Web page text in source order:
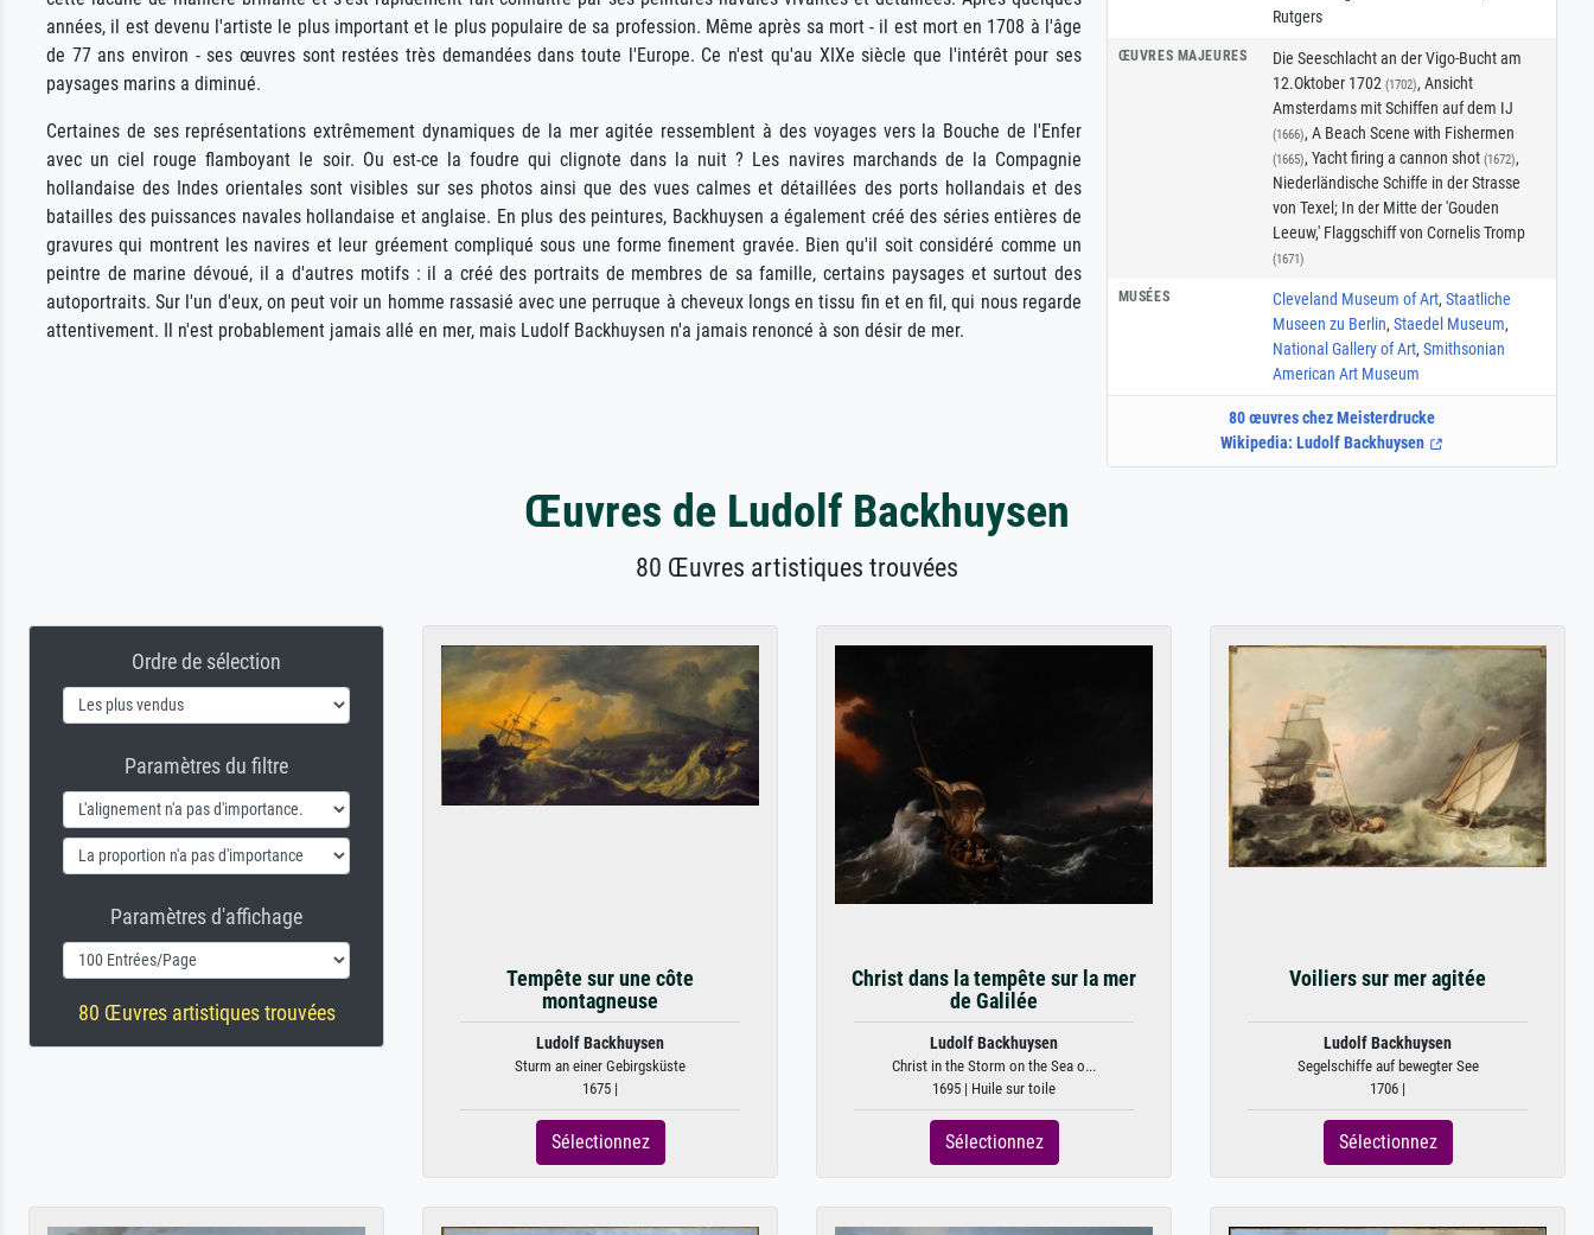
Rutgers
ŒUVRES MAJEURES
Die Seeschlacht an der Vigo-Bucht am
12.Oktober 1702 (1702), Ansicht
Amsterdams mit Schiffen auf dem IJ
(1666), A Beach Scene with Fishermen
(1665), Yacht firing a cannon shot (1672),
Niederländische Schiffe in der Strasse
von Texel; In der Mitte der 'Gouden
Leeuw,' Flaggschiff von Cornelis Tromp
(1671)
MUSÉES Cleveland Museum of Art, Staatliche
Museen zu Berlin, Staedel Museum,
National Gallery of Art, Smithsonian
American Art Museum
80 œuvres chez Meisterdrucke
Wikipedia: Ludolf Backhuysen
années, il est devenu l'artiste le plus important et le plus populaire de sa profession. Même après sa mort - il est mort en 1708 à l'âge
de 77 ans environ - ses œuvres sont restées très demandées dans toute l'Europe. Ce n'est qu'au XIXe siècle que l'intérêt pour ses
paysages marins a diminué.
Certaines de ses représentations extrêmement dynamiques de la mer agitée ressemblent à des voyages vers la Bouche de l'Enfer
avec un ciel rouge flamboyant le soir. Ou est-ce la foudre qui clignote dans la nuit ? Les navires marchands de la Compagnie
hollandaise des Indes orientales sont visibles sur ses photos ainsi que des vues calmes et détaillées des ports hollandais et des
batailles des puissances navales hollandaise et anglaise. En plus des peintures, Backhuysen a également créé des séries entières de
gravures qui montrent les navires et leur gréement compliqué sous une forme finement gravée. Bien qu'il soit considéré comme un
peintre de marine dévoué, il a d'autres motifs : il a créé des portraits de membres de sa famille, certains paysages et surtout des
autoportraits. Sur l'un d'eux, on peut voir un homme rassasié avec une perruque à cheveux longs en tissu fin et en fil, qui nous regarde
attentivement. Il n'est probablement jamais allé en mer, mais Ludolf Backhuysen n'a jamais renoncé à son désir de mer.
Œuvres de Ludolf Backhuysen
80 Œuvres artistiques trouvées
Ordre de sélection
Paramètres du filtre
Paramètres d'affichage
80 Œuvres artistiques trouvées
Tempête sur une côte
montagneuse
Ludolf Backhuysen
Sturm an einer Gebirgsküste
1675 |
Sélectionnez
Christ dans la tempête sur la mer
de Galilée
Ludolf Backhuysen
Christ in the Storm on the Sea o...
1695 | Huile sur toile
Sélectionnez
Voiliers sur mer agitée
Ludolf Backhuysen
Segelschiffe auf bewegter See
1706 |
Sélectionnez